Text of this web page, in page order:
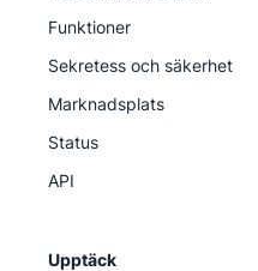
Funktioner
Sekretess och säkerhet
Marknadsplats
Status
API
Upptäck